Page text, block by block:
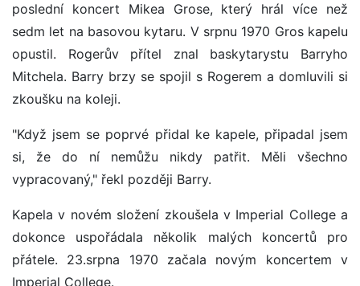
poslední koncert Mikea Grose, který hrál více než
sedm let na basovou kytaru. V srpnu 1970 Gros kapelu
opustil. Rogerův přítel znal baskytarystu Barryho
Mitchela. Barry brzy se spojil s Rogerem a domluvili si
zkoušku na koleji.
"Když jsem se poprvé přidal ke kapele, připadal jsem
si, že do ní nemůžu nikdy patřit. Měli všechno
vypracovaný," řekl později Barry.
Kapela v novém složení zkoušela v Imperial College a
dokonce uspořádala několik malých koncertů pro
přátele. 23.srpna 1970 začala novým koncertem v
Imperial College.